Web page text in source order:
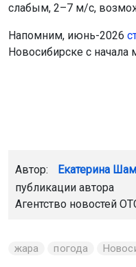
слабым, 2–7 м/с,
Напомним, июнь-2026
Новосибирске с начала
Автор: Екатерина
публикации автора
Агентство новостей
жара погода